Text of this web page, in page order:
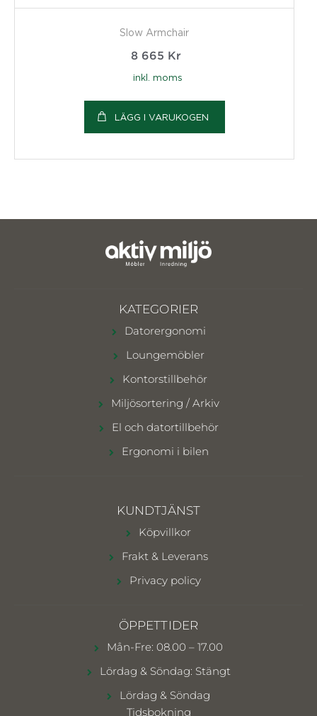
Slow Armchair
8 665 Kr
inkl. moms
LÄGG I VARUKOGEN
KATEGORIER
Datorergonomi
Loungemöbler
Kontorstillbehör
Miljösortering / Arkiv
El och datortillbehör
Ergonomi i bilen
KUNDTJÄNST
Köpvillkor
Frakt & Leverans
Privacy policy
ÖPPETTIDER
Mån-Fre: 08.00 – 17.00
Lördag & Söndag: Stängt
Lördag & Söndag
Tidsbokning